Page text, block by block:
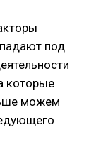
под
которые
можем